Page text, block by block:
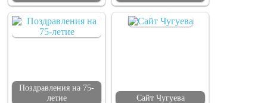
Поздравления на 75-
летие
Сайт Чугуева